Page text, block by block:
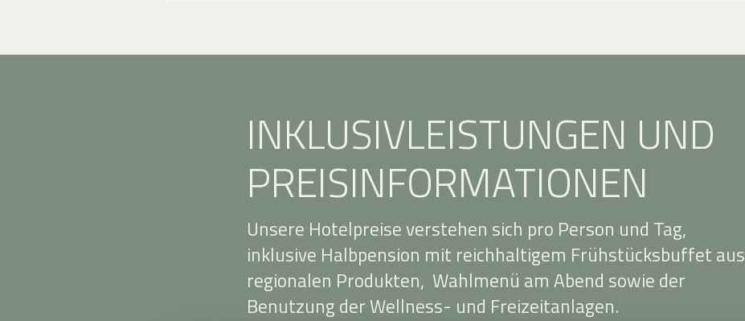
INKLUSIVLEISTUNGEN UND
PREISINFORMATIONEN
Unsere Hotelpreise verstehen sich pro Person und Tag,
inklusive Halbpension mit reichhaltigem Frühstücksbuffet aus
regionalen Produkten, Wahlmenü am Abend sowie der
Benutzung der Wellness- und Freizeitanlagen.